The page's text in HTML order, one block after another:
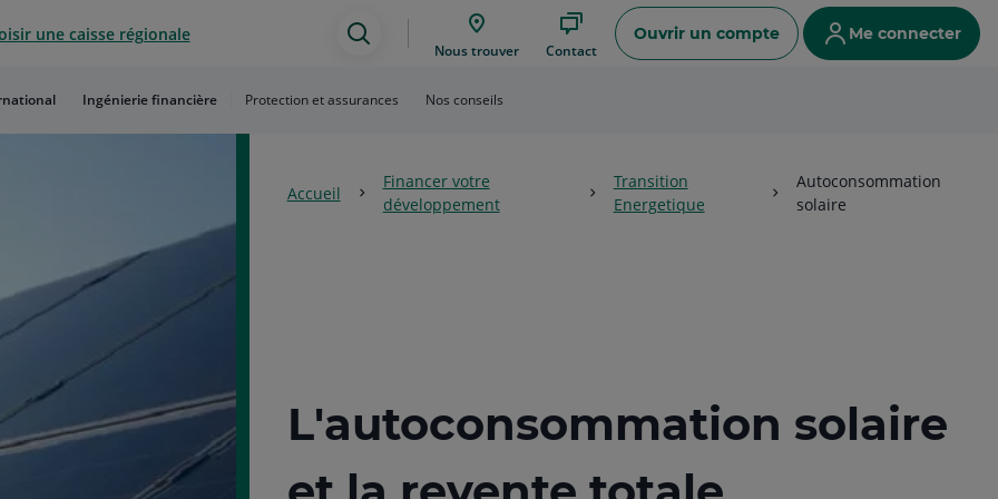
une caisse régionale
Assistance
de
Nous trouver Contact
Ouvrir un compte Me connecter
Ingénierie financière Protection et assurances Nos conseils
Accueil
Financer votre
développement
Transition
Energetique
Autoconsommation
solaire
L'autoconsommation solaire